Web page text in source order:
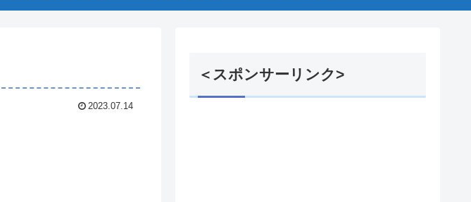
2023.07.14
＜スポンサーリンク>